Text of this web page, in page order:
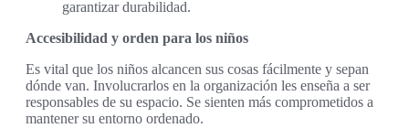
garantizar durabilidad.
Accesibilidad y orden para los niños
Es vital que los niños alcancen sus cosas fácilmente y sepan
dónde van. Involucrarlos en la organización les enseña a ser
responsables de su espacio. Se sienten más comprometidos a
mantener su entorno ordenado.